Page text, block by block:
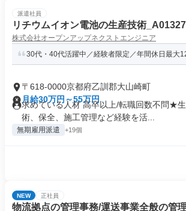
派遣社員
リチウムイオン電池の生産技術
株式会社オープンアップネクストエンジニア
30代・40代活躍中／経験者限定／年間休日最大
〒618-0000京都府乙訓郡大山崎町
月給30万円～55万円
求めている人材 高卒以上/転職回数不問★
術、保全、施工管理など経験を活...
無期雇用派遣 +19個
NEW 正社員
物流拠点の管理事務/運送事業全般の管